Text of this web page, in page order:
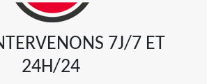
7J/7 ET
24H/24